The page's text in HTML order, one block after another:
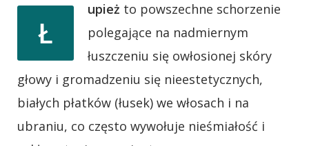
Ł
upież to powszechne schorzenie
polegające na nadmiernym
łuszczeniu się owłosionej skóry
głowy i gromadzeniu się nieestetycznych,
białych płatków (łusek) we włosach i na
ubraniu, co często wywołuje nieśmiałość i